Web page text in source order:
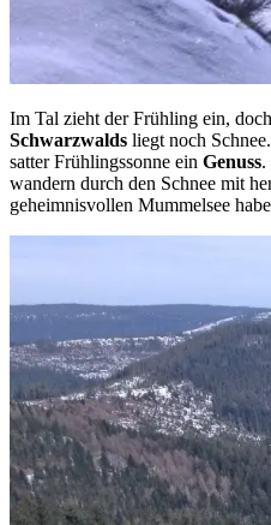
Im Tal zieht der Frühling ein,
Schwarzwalds liegt noch
satter Frühlingssonne ein Genuss.
wandern durch den Schnee mit
geheimnisvollen Mummelsee